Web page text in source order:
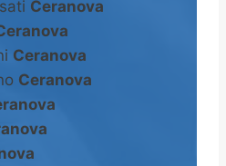
Ceranova
Ceranova
Ceranova